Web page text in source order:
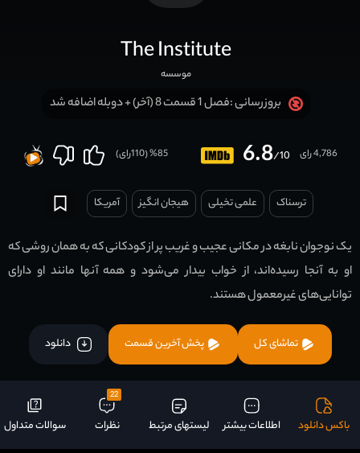
The Institute
موسسه
بروزرسانی :فصل 1 قسمت 8 (آخر) + دوبله اضافه شد
6.8/10 4,786 رای 85
% (
110رای)
ترسناک علمی تخیلی هیجان انگیز آمریکا
یک نوجوان نابغه در مکانی عجیب و غریب پر از کودکانی که به همان روشی که
او به آنجا رسیده‌اند، از خواب بیدار می‌شود و همه آنها مانند او دارای
توانایی‌های غیرمعمول هستند.
تماشای کل پخش آخرین قسمت دانلود
باکس دانلود اطلاعات بیشتر لیستهای مرتبط
22
نظرات سوالات متداول